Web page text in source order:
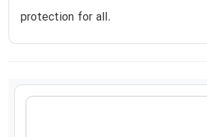
protection for all.